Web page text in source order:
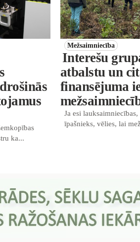
ka...
Mežsaimniecība
Interešu
atbalstu un
finansējuma
Ja esi lauksaimniecības,
īpašnieks, vēlies, lai